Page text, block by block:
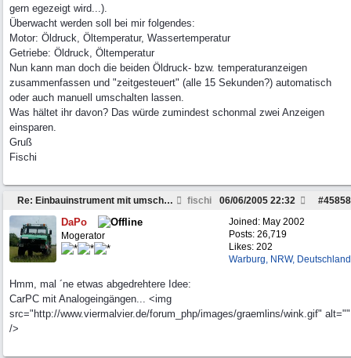
gern egezeigt wird...).
Überwacht werden soll bei mir folgendes:
Motor: Öldruck, Öltemperatur, Wassertemperatur
Getriebe: Öldruck, Öltemperatur
Nun kann man doch die beiden Öldruck- bzw. temperaturanzeigen
zusammenfassen und "zeitgesteuert" (alle 15 Sekunden?) automatisch
oder auch manuell umschalten lassen.
Was hältet ihr davon? Das würde zumindest schonmal zwei Anzeigen
einsparen.
Gruß
Fischi
Re: Einbauinstrument mit umschaltbarer Anzeige fischi #45858
06/06/2005 22:32
Joined: May 2002
Posts: 26,719
Likes: 202
Warburg, NRW, Deutschland
DaPo
Mogerator
Hmm, mal ´ne etwas abgedrehtere Idee:
CarPC mit Analogeingängen... <img
src="http://www.viermalvier.de/forum_php/images/graemlins/wink.gif" alt=""
/>